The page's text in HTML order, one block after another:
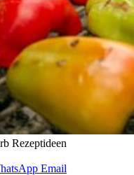
Rezeptideen
Email